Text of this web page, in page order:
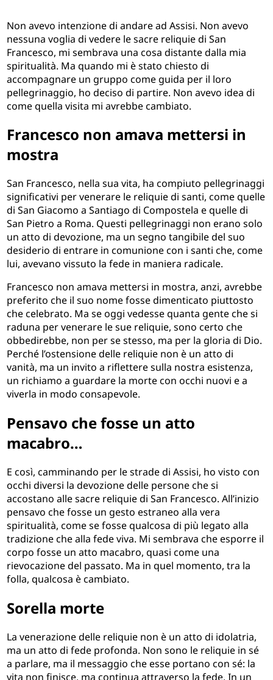
Non avevo intenzione di andare ad Assisi. Non avevo
nessuna voglia di vedere le sacre reliquie di San
Francesco, mi sembrava una cosa distante dalla mia
spiritualità. Ma quando mi è stato chiesto di
accompagnare un gruppo come guida per il loro
pellegrinaggio, ho deciso di partire. Non avevo idea di
come quella visita mi avrebbe cambiato.
Francesco non amava mettersi in
mostra
San Francesco, nella sua vita, ha compiuto pellegrinaggi
significativi per venerare le reliquie di santi, come quelle
di San Giacomo a Santiago di Compostela e quelle di
San Pietro a Roma. Questi pellegrinaggi non erano solo
un atto di devozione, ma un segno tangibile del suo
desiderio di entrare in comunione con i santi che, come
lui, avevano vissuto la fede in maniera radicale.
Francesco non amava mettersi in mostra, anzi, avrebbe
preferito che il suo nome fosse dimenticato piuttosto
che celebrato. Ma se oggi vedesse quanta gente che si
raduna per venerare le sue reliquie, sono certo che
obbedirebbe, non per se stesso, ma per la gloria di Dio.
Perché l’ostensione delle reliquie non è un atto di
vanità, ma un invito a riflettere sulla nostra esistenza,
un richiamo a guardare la morte con occhi nuovi e a
viverla in modo consapevole.
Pensavo che fosse un atto
macabro…
E così, camminando per le strade di Assisi, ho visto con
occhi diversi la devozione delle persone che si
accostano alle sacre reliquie di San Francesco. All’inizio
pensavo che fosse un gesto estraneo alla vera
spiritualità, come se fosse qualcosa di più legato alla
tradizione che alla fede viva. Mi sembrava che esporre il
corpo fosse un atto macabro, quasi come una
rievocazione del passato. Ma in quel momento, tra la
folla, qualcosa è cambiato.
Sorella morte
La venerazione delle reliquie non è un atto di idolatria,
ma un atto di fede profonda. Non sono le reliquie in sé
a parlare, ma il messaggio che esse portano con sé: la
vita non finisce, ma continua attraverso la fede. In un